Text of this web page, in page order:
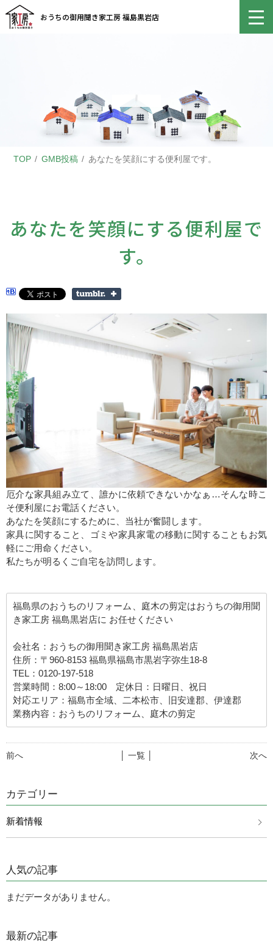
おうちの御用聞き家工房 福島黒岩店
TOP GMB投稿 あなたを笑顔にする便利屋です。
あなたを笑顔にする便利屋で
す。
厄介な家具組み立て、誰かに依頼できないかなぁ…そんな時こ
そ便利屋にお電話ください。
あなたを笑顔にするために、当社が奮闘します。
家具に関すること、ゴミや家具家電の移動に関することもお気
軽にご用命ください。
私たちが明るくご自宅を訪問します。
福島県のおうちのリフォーム、庭木の剪定はおうちの御用聞
き家工房 福島黒岩店に お任せください
会社名：おうちの御用聞き家工房 福島黒岩店
住所：〒960-8153 福島県福島市黒岩字弥生18-8
TEL：0120-197-518
営業時間：8:00～18:00 定休日：日曜日、祝日
対応エリア：福島市全域、二本松市、旧安達郡、伊達郡
業務内容：おうちのリフォーム、庭木の剪定
前へ 次へ
│ 一覧 │
カテゴリー
新着情報
人気の記事
まだデータがありません。
最新の記事